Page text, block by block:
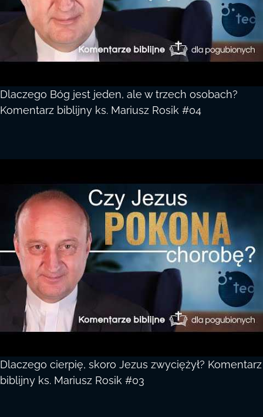
Dlaczego Bóg jest jeden, ale w trzech osobach?
Komentarz biblijny ks. Mariusz Rosik #04
Dlaczego cierpię, skoro Jezus zwyciężył? Komentarz
biblijny ks. Mariusz Rosik #03